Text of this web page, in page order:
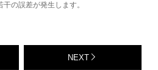
の誤差が発生します。
NEXT